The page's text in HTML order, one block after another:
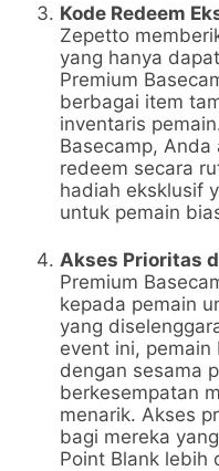
Kode Redeem
Zepetto
yang hanya
Premium
berbagai item
inventaris
Basecamp,
redeem secara
hadiah eksklusif
untuk pemain
Akses Prioritas
Premium
kepada pemain
yang
event ini,
dengan sesama
berkesempatan
menarik. Akses
bagi mereka
Point Blank lebih